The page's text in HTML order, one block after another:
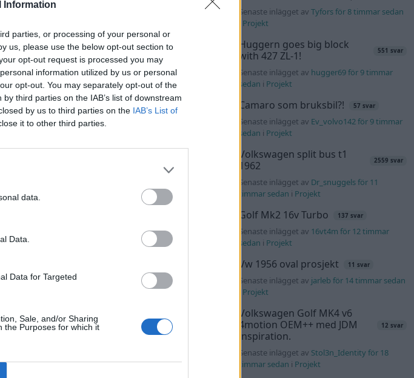
Information
parties, or processing of your personal or
us, please use the below opt-out section to
opt-out request is processed you may
information utilized by us or personal
opt-out. You may separately opt-out of the
third parties on the IAB’s list of downstream
by us to third parties on the IAB’s List of
it to other third parties.
data.
Data.
Data for Targeted
Sale, and/or Sharing
the Purposes for which it
Senaste inlägget avTyfors för 8 timmar sedan
Projekt
Huggern goes big block
with 427 ZL-1!
551 svar
Senaste inlägget av hugger69 för 9 timmar
sedan i Projekt
Camaro som bruksbil?! 57 svar
Senaste inlägget av Ev_volvo142 för 9 timmar
sedan i Projekt
Volkswagen split bus t1
1962
2559 svar
Senaste inlägget av Dr_snuggels för 11
timmar sedan i Projekt
Golf Mk2 16v Turbo 137 svar
Senaste inlägget av 16vt4m för 12 timmar
sedan i Projekt
Vw 1956 oval prosjekt 11 svar
Senaste inlägget av jarleb för 14 timmar sedan
Projekt
Volkswagen Golf MK4 v6
4motion OEM++ med JDM
inspiration.
12 svar
Senaste inlägget av Stol3n_Identity för 18
timmar sedan i Projekt